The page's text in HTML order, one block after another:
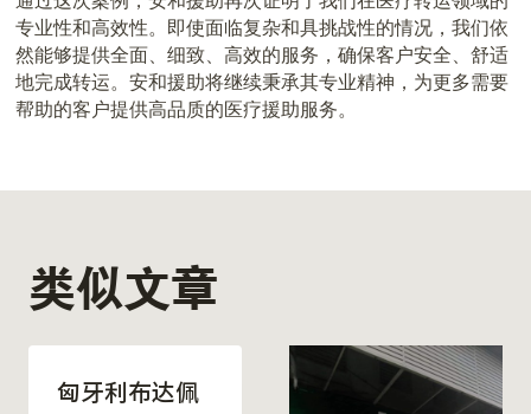
专业性和高效性。即使面临复杂和具挑战性的情况，我们依
然能够提供全面、细致、高效的服务，确保客户安全、舒适
地完成转运。安和援助将继续秉承其专业精神，为更多需要
帮助的客户提供高品质的医疗援助服务。
类似文章
匈牙利布达佩